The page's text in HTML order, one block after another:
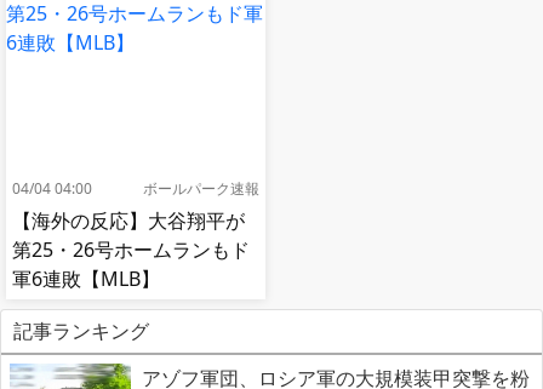
04/04 04:00 ボールパーク速報
【海外の反応】大谷翔平が
第25・26号ホームランもド
軍6連敗【MLB】
記事ランキング
アゾフ軍団、ロシア軍の大規模装甲突撃を粉